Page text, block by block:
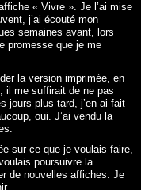
« Vivre ». Je l’ai mise
j’ai écouté mon
semaines avant, lors
promesse que je me
la version imprimée, en
il me suffirait de ne pas
jours plus tard, j’en ai fait
oui. J’ai vendu la
sur ce que je voulais faire,
poursuivre la
de nouvelles affiches. Je